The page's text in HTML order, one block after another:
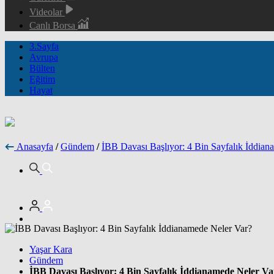
Videolar
Canlı Borsa
3.Sayfa
Avrupa
Bülten
Eğitim
Hayat
Anasayfa / Gündem / İBB Davası Başlıyor: 4 Bin Sayfalık
Yaşar Kara
Gündem
İBB Davası Başlıyor: 4 Bin Sayfalık İddianamede Neler